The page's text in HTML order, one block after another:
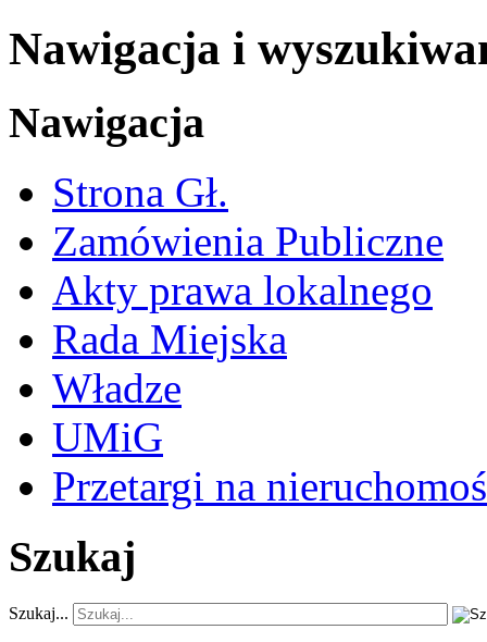
Nawigacja i
Nawigacja
Strona Gł.
Zamówienia Publiczne
Akty prawa lokalnego
Rada Miejska
Władze
UMiG
Przetargi na
Szukaj
Szukaj...